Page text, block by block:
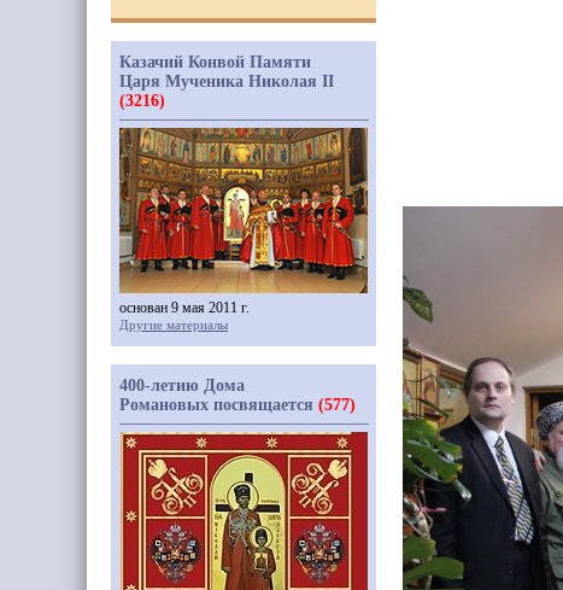
Казачий Конвой Памяти
Царя Мученика Николая II
(3216)
основан 9 мая 2011 г.
Другие материалы
400-летию Дома
Романовых посвящается (577)